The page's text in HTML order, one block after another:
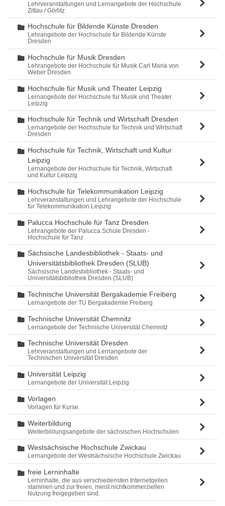
Lehrveranstaltungen und Lernangebote der Hochschule
Zittau / Görlitz
Ordner
Hochschule für Bildende Künste Dresden
Lehrangebote der Hochschule für Bildende Künste
Dresden
Ordner
Hochschule für Musik Dresden
Lehrangebote der Hochschule für Musik Carl Maria von
Weber Dresden
Ordner
Hochschule für Musik und Theater Leipzig
Lernangebote der Hochschule für Musik und Theater
Leipzig
Ordner
Hochschule für Technik und Wirtschaft Dresden
Lernangebote der Hochschule für Technik und Wirtschaft
Dresden
Ordner
Hochschule für Technik, Wirtschaft und Kultur
Leipzig
Lernangebote der Hochschule für Technik, Wirtschaft
und Kultur Leipzig
Ordner
Hochschule für Telekommunikation Leipzig
Lehrveranstaltungen und Lehrangebote der Hochschule
für Telekommunikation Leipzig
Ordner
Palucca Hochschule für Tanz Dresden
Lehrangebote der Palucca Schule Dresden -
Hochschule für Tanz
Ordner
Sächsische Landesbibliothek - Staats- und
Universitätsbibliothek Dresden (SLUB)
Sächsische Landesbibliothek - Staats- und
Universitätsbibliothek Dresden (SLUB)
Ordner
Technische Universität Bergakademie Freiberg
Lernangebote der TU Bergakademie Freiberg
Ordner
Technische Universität Chemnitz
Lernangebote der Technische Universität Chemnitz
Ordner
Technische Universität Dresden
Lehrveranstaltungen und Lernangebote der
Technischen Universität Dresden
Ordner
Universität Leipzig
Lernangebote der Universität Leipzig
Ordner
Vorlagen
Vorlagen für Kurse.
Ordner
Weiterbildung
Weiterbildungsangebote der sächsischen Hochschulen
Ordner
Westsächsische Hochschule Zwickau
Lernangebote der Westsächsische Hochschule Zwickau
Ordner
freie Lerninhalte
Lerninhalte, die aus verschiedensten Internetqellen
stammen und zur freien, meist nichtkommerziellen
Nutzung freigegeben sind.